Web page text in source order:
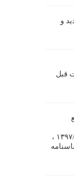
و
تا ۴۸ سـاعت قبل
دندانپزشکی ایران در تاریخ ۱۳۹۷/۰۷/۲۶ ،